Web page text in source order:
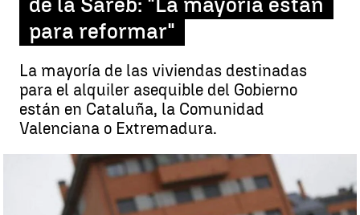
para reformar"
La mayoría de las viviendas destinadas
para el alquiler asequible del Gobierno
están en Cataluña, la Comunidad
Valenciana o Extremadura.
La situación de las viviendas de la Sareb |